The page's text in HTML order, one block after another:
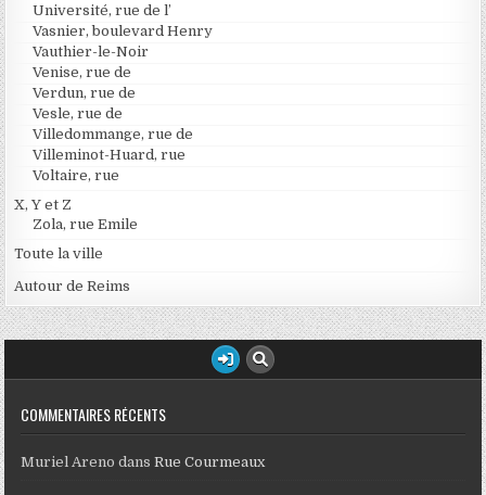
Université, rue de l’
Vasnier, boulevard Henry
Vauthier-le-Noir
Venise, rue de
Verdun, rue de
Vesle, rue de
Villedommange, rue de
Villeminot-Huard, rue
Voltaire, rue
X, Y et Z
Zola, rue Emile
Toute la ville
Autour de Reims
COMMENTAIRES RÉCENTS
Muriel Areno dansRue Courmeaux